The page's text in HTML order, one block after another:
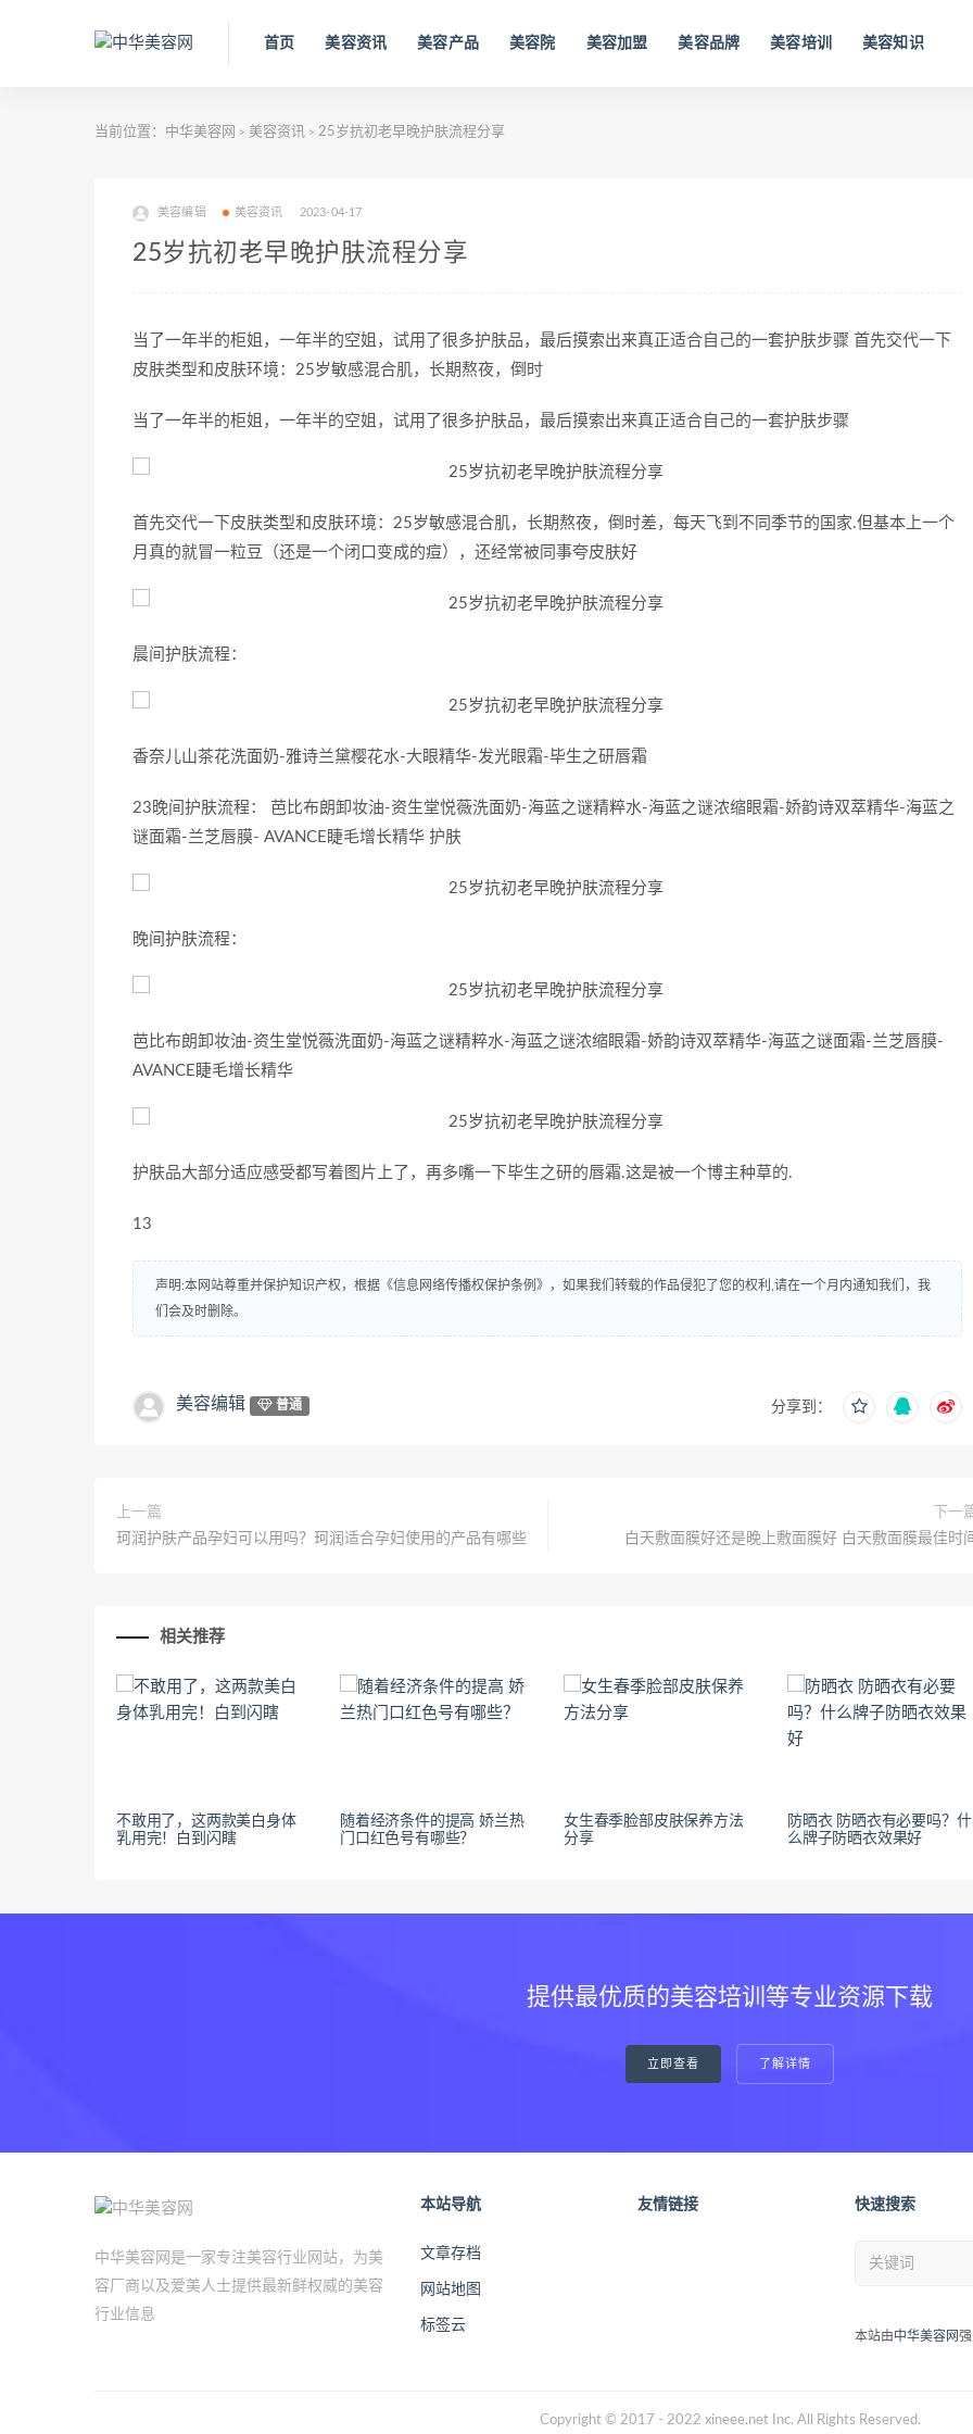
首页 美容资讯 美容产品 美容院 美容加盟 美容品牌 美容培训 美容知识
当前位置： 中华美容网 > 美容资讯 > 25岁抗初老早晚护肤流程分享
美容编辑 美容资讯 2023-04-17
25岁抗初老早晚护肤流程分享
当了一年半的柜姐，一年半的空姐，试用了很多护肤品，最后摸索出来真正适合自己的一套护肤步骤 首先交代一下
皮肤类型和皮肤环境：25岁敏感混合肌，长期熬夜，倒时
当了一年半的柜姐，一年半的空姐，试用了很多护肤品，最后摸索出来真正适合自己的一套护肤步骤
首先交代一下皮肤类型和皮肤环境：25岁敏感混合肌，长期熬夜，倒时差，每天飞到不同季节的国家.但基本上一个
月真的就冒一粒豆（还是一个闭口变成的痘），还经常被同事夸皮肤好
晨间护肤流程：
香奈儿山茶花洗面奶-雅诗兰黛樱花水-大眼精华-发光眼霜-毕生之研唇霜
23晚间护肤流程： 芭比布朗卸妆油-资生堂悦薇洗面奶-海蓝之谜精粹水-海蓝之谜浓缩眼霜-娇韵诗双萃精华-海蓝之
谜面霜-兰芝唇膜- AVANCE睫毛增长精华 护肤
晚间护肤流程：
芭比布朗卸妆油-资生堂悦薇洗面奶-海蓝之谜精粹水-海蓝之谜浓缩眼霜-娇韵诗双萃精华-海蓝之谜面霜-兰芝唇膜-
AVANCE睫毛增长精华
护肤品大部分适应感受都写着图片上了，再多嘴一下毕生之研的唇霜.这是被一个博主种草的.
13
声明:本网站尊重并保护知识产权，根据《信息网络传播权保护条例》，如果我们转载的作品侵犯了您的权利,请在一个月内通知我们，我
们会及时删除。
美容编辑 普通 分享到：
上一篇
珂润护肤产品孕妇可以用吗？珂润适合孕妇使用的产品有哪些
下一
白天敷面膜好还是晚上敷面膜好 白天敷面膜最佳时
相关推荐
不敢用了，这两款美白身体
乳用完！白到闪瞎
随着经济条件的提高 娇兰热
门口红色号有哪些？
女生春季脸部皮肤保养方法
分享
防晒衣 防晒衣有必要吗？什
么牌子防晒衣效果好
提供最优质的美容培训等专业资源下载
立即查看 了解详情
中华美容网是一家专注美容行业网站，为美
容厂商以及爱美人士提供最新鲜权威的美容
行业信息
本站导航
文章存档
网站地图
标签云
友情链接 快速搜索
本站由 中华美容网
Copyright © 2017 - 2022 xineee.net Inc. All Rights Reserved.